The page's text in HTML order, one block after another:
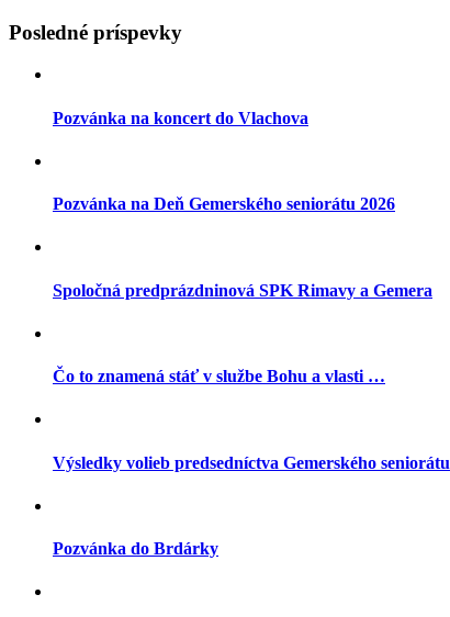
Posledné príspevky
Pozvánka na koncert do Vlachova
Pozvánka na Deň Gemerského seniorátu 2026
Spoločná predprázdninová SPK Rimavy a Gemera
Čo to znamená stáť v službe Bohu a vlasti …
Výsledky volieb predsedníctva Gemerského seniorátu
Pozvánka do Brdárky